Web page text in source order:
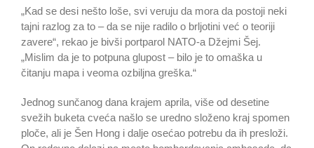
„Kad se desi nešto loše, svi veruju da mora da postoji neki
tajni razlog za to – da se nije radilo o brljotini već o teoriji
zavere“, rekao je bivši portparol NATO-a Džejmi Šej.
„Mislim da je to potpuna glupost – bilo je to omaška u
čitanju mapa i veoma ozbiljna greška.“
Jednog sunčanog dana krajem aprila, više od desetine
svežih buketa cveća našlo se uredno složeno kraj spomen
ploče, ali je Šen Hong i dalje osećao potrebu da ih presloži.